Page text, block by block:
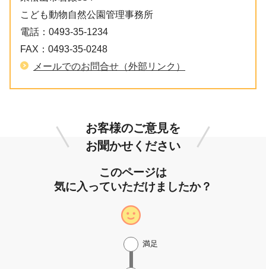
こども動物自然公園管理事務所
電話： 0493-35-1234
FAX： 0493-35-0248
メールでのお問合せ（外部リンク）
お客様のご意見を
お聞かせください
このページは
気に入っていただけましたか？
満足